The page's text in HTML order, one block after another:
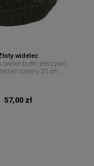
widelec
owoce bułki pieczywo
czarny 25 cm x
57,00 zł